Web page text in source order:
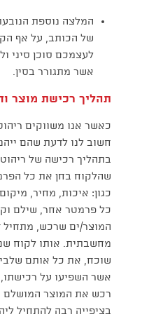
המלצה נוספת
של הכותב, על אף
לעצמכם סוכן סיני
אשר מתגורר בסין.
תהליך רכישת מוצר
כאשר אנו משווקים
חשוב לנו לדעת שהם
בתהליך רכישה של
שהלקוח בחן את כל
כגון: איכות, מחיר,
כל פרמטר אחר, שילם
המוצר/ים שרכש, מתחיל
מחשבתית. אותו לקוח
שוכח, את כל אותם
אשר השפיעו על
רכש את המוצר המושלם
בציפייה רבה להתחיל